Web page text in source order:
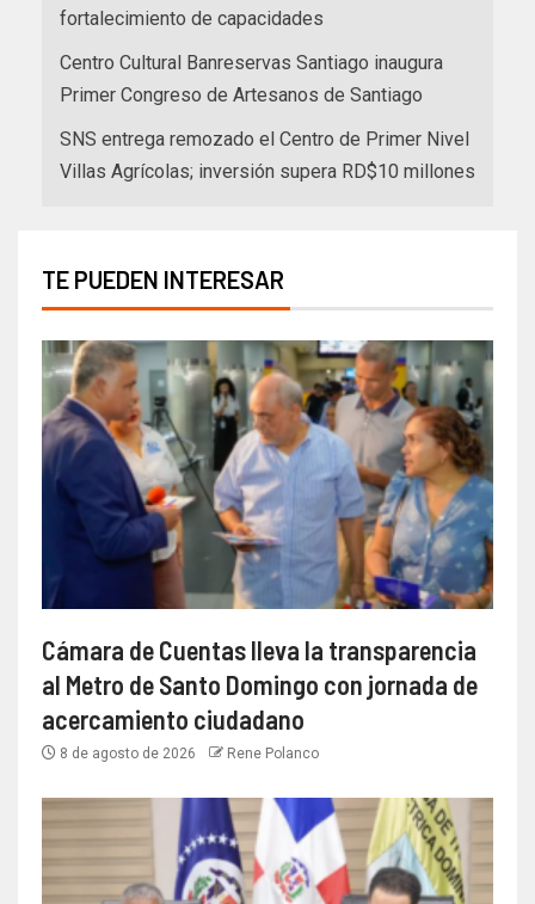
fortalecimiento de capacidades
Centro Cultural Banreservas Santiago inaugura
Primer Congreso de Artesanos de Santiago
SNS entrega remozado el Centro de Primer Nivel
Villas Agrícolas; inversión supera RD$10 millones
TE PUEDEN INTERESAR
Cámara de Cuentas lleva la transparencia
al Metro de Santo Domingo con jornada de
acercamiento ciudadano
8 de agosto de 2026 Rene Polanco